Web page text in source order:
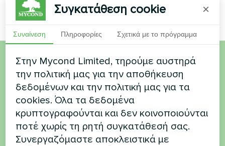
Θέλετε να αγοράσετε ή
έχετε ερωτήσεις
Επικοινωνήστε μαζί μας και θα σας
βοηθήσουμε
Συγκατάθεση cookie ×
Συναίνεση Πληροφορίες Σχετικά με το πρόγραμμα
Στην Mycond Limited, τηρούμε αυστηρά
την πολιτική μας για την αποθήκευση
δεδομένων και την πολιτική μας για τα
cookies. Όλα τα δεδομένα
κρυπτογραφούνται και δεν κοινοποιούνται
ποτέ χωρίς τη ρητή συγκατάθεσή σας.
Συνεργαζόμαστε αποκλειστικά με